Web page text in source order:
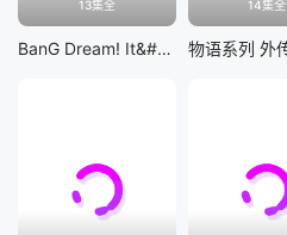
13集全
BanG Dream! It&#039;s MyGO!!!!!
14集全